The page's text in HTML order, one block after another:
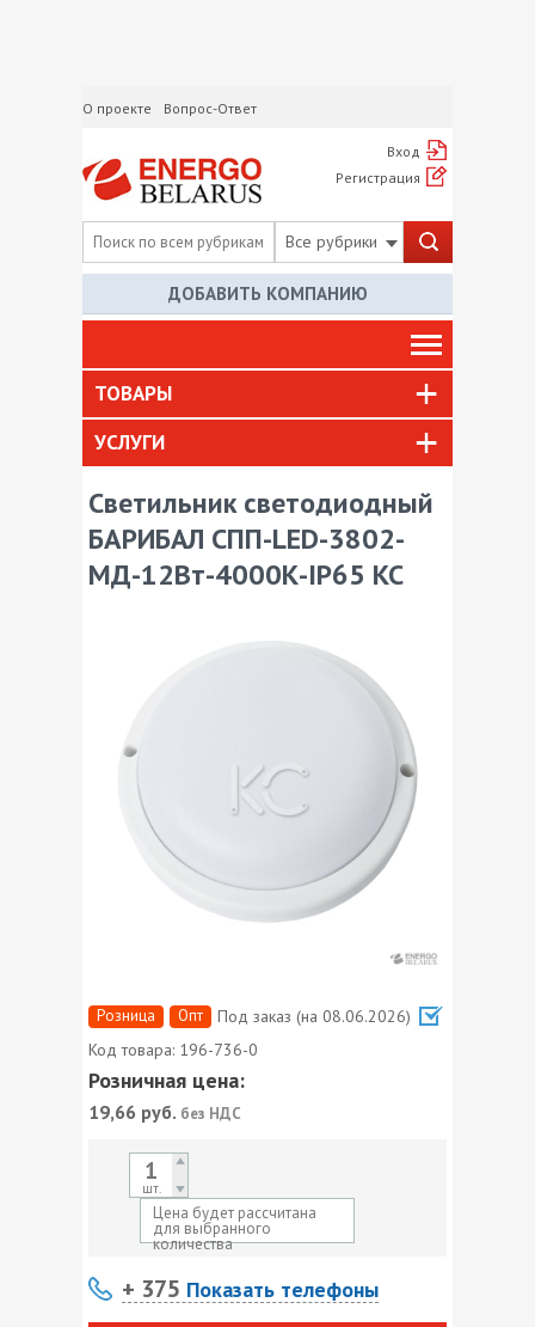
О проекте Вопрос-Ответ
Вход
Регистрация
Все рубрики
ДОБАВИТЬ КОМПАНИЮ
ТОВАРЫ
УСЛУГИ
Светильник светодиодный
БАРИБАЛ СПП-LED-3802-
МД-12Вт-4000К-IP65 КС
Розница Опт
Под заказ (на 08.06.2026)
Код товара: 196-736-0
Розничная цена:
19,66 руб. без НДС
шт.
Цена будет рассчитана
для выбранного
количества
+ 375 Показать телефоны